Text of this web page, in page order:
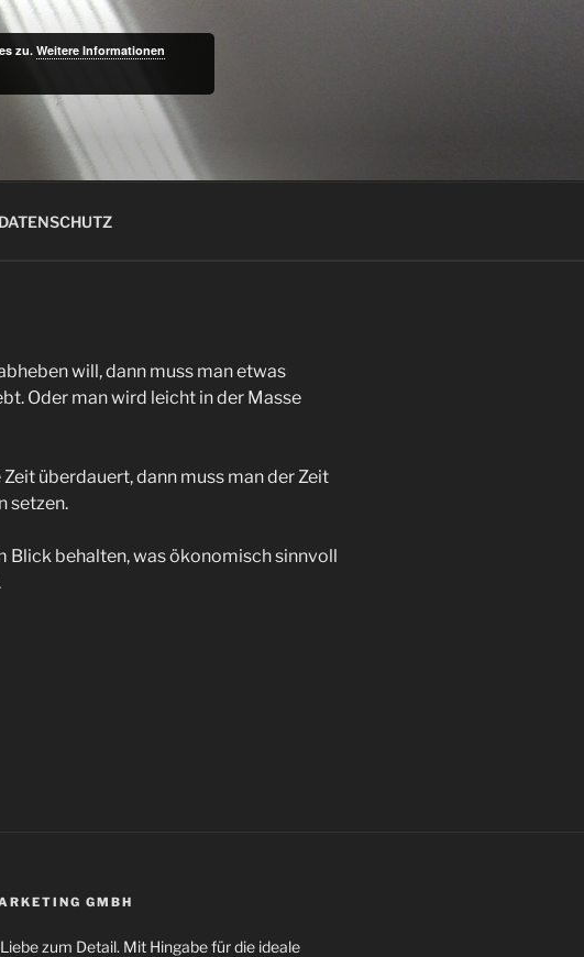
will, dann muss man etwas
Oder man wird leicht in der Masse
überdauert, dann muss man der Zeit
setzen.
Blick behalten, was ökonomisch sinnvoll
GMBH
zum Detail. Mit Hingabe für die ideale
zu. Weitere Informationen